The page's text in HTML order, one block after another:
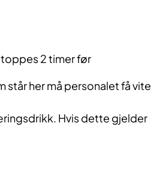
2 timer før
står her må personalet få vite
Hvis dette gjelder